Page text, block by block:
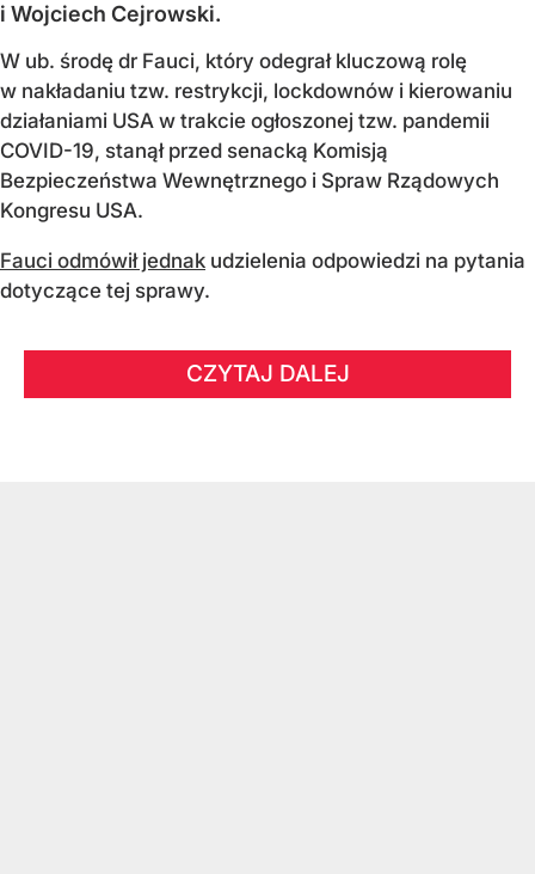
i Wojciech Cejrowski.
W ub. środę dr Fauci, który odegrał kluczową rolę
w nakładaniu tzw. restrykcji, lockdownów i kierowaniu
działaniami USA w trakcie ogłoszonej tzw. pandemii
COVID-19, stanął przed senacką Komisją
Bezpieczeństwa Wewnętrznego i Spraw Rządowych
Kongresu USA.
Fauci odmówił jednak udzielenia odpowiedzi na pytania
dotyczące tej sprawy.
CZYTAJ DALEJ